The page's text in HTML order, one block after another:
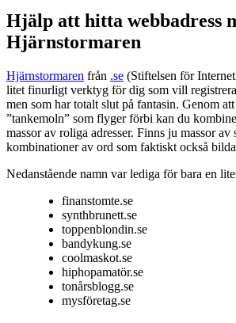
Hjälp att hitta webbadress
Hjärnstormaren
Hjärnstormaren från .se (Stiftelsen för
litet finurligt verktyg för dig som vill
men som har totalt slut på fantasin. Genom
”tankemoln” som flyger förbi kan du
massor av roliga adresser. Finns ju massor av
kombinationer av ord som faktiskt också
Nedanstående namn var lediga för bara en
finanstomte.se
synthbrunett.se
toppenblondin.se
bandykung.se
coolmaskot.se
hiphopamatör.se
tonårsblogg.se
mysföretag.se